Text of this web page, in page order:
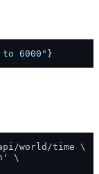
6000" }
world/time \
\